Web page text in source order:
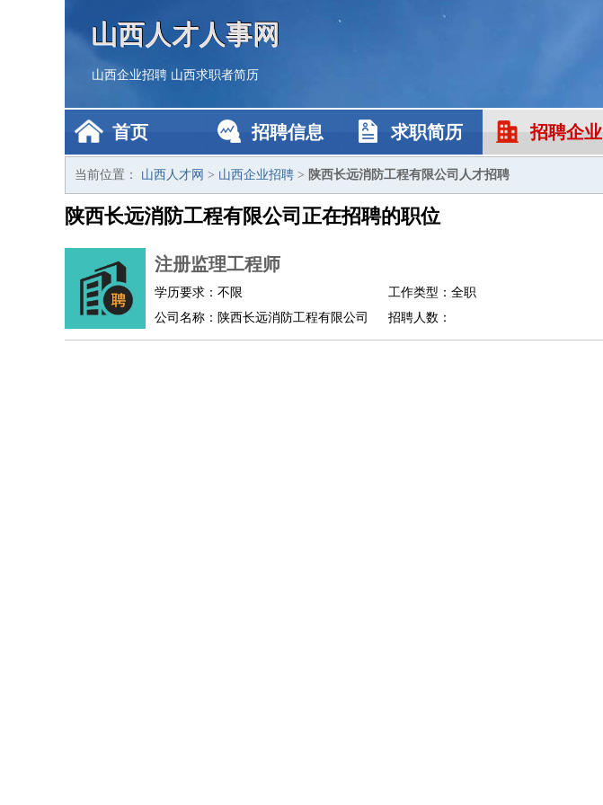
山西人才人事网
山西企业招聘 山西求职者简历
首页 招聘信息 求职简历 招聘企业
当前位置： 山西人才网 > 山西企业招聘 > 陕西长远消防工程有限公司人才招聘
陕西长远消防工程有限公司正在招聘的职位
注册监理工程师
学历要求：不限 工作类型：全职
公司名称：陕西长远消防工程有限公司
招聘人数：